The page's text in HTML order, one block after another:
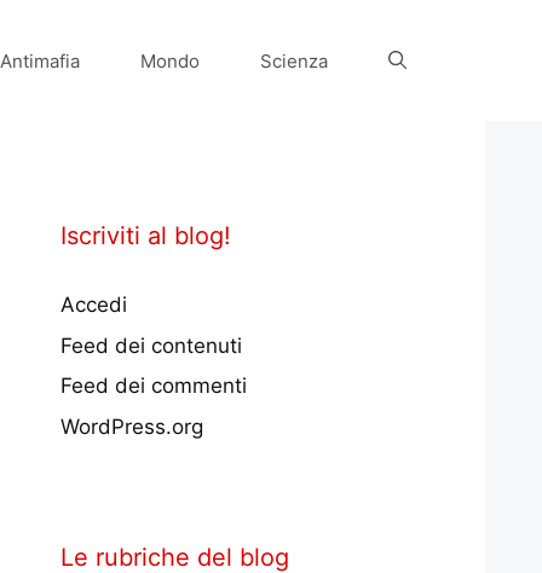
Antimafia Mondo Scienza
Iscriviti al blog!
Accedi
Feed dei contenuti
Feed dei commenti
WordPress.org
Le rubriche del blog